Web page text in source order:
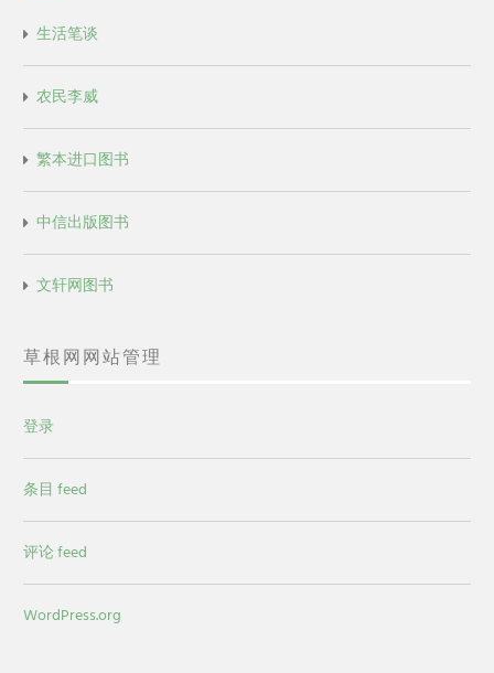
生活笔谈
农民李威
繁本进口图书
中信出版图书
文轩网图书
草根网网站管理
登录
条目 feed
评论 feed
WordPress.org